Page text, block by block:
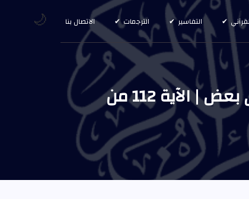
التفاسير الترجمات الاتصال بنا
وكذلك جعلنا لكل نبي عدوا شياطين الإنس والجن يوحي بعضهم إلى بعض | الآية 112 من
🌙